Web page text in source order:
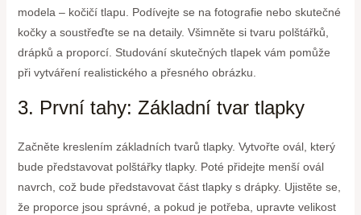
modela – kočičí tlapu. Podívejte se na fotografie nebo skutečné
kočky a soustřeďte se na detaily. Všimněte si tvaru polštářků,
drápků a proporcí. Studování skutečných tlapek vám pomůže
při vytváření realistického a přesného obrázku.
3. První tahy: Základní tvar tlapky
Začněte kreslením základních tvarů tlapky. Vytvořte ovál, který
bude představovat polštářky tlapky. Poté přidejte menší ovál
navrch, což bude představovat část tlapky s drápky. Ujistěte se,
že proporce jsou správné, a pokud je potřeba, upravte velikost